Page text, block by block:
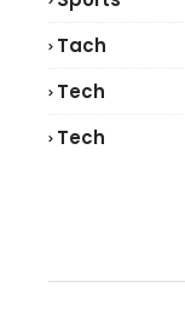
Tach
Tech
Tech